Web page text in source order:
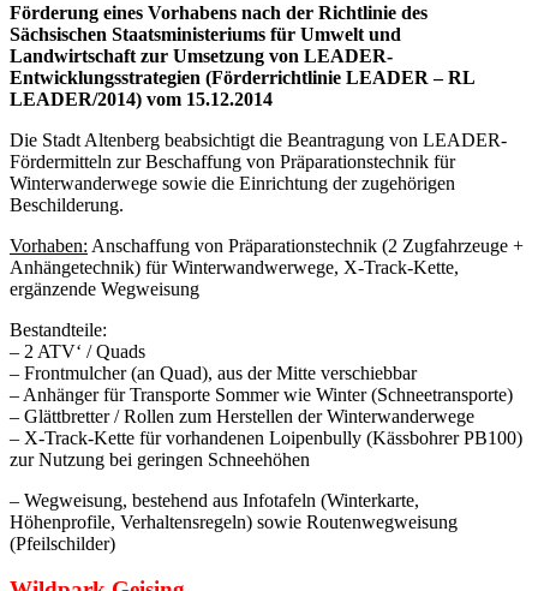
Förderung eines Vorhabens nach der Richtlinie des
Sächsischen Staatsministeriums für Umwelt und
Landwirtschaft zur Umsetzung von LEADER-
Entwicklungsstrategien (Förderrichtlinie LEADER – RL
LEADER/2014) vom 15.12.2014
Die Stadt Altenberg beabsichtigt die Beantragung von LEADER-
Fördermitteln zur Beschaffung von Präparationstechnik für
Winterwanderwege sowie die Einrichtung der zugehörigen
Beschilderung.
Vorhaben: Anschaffung von Präparationstechnik (2 Zugfahrzeuge +
Anhängetechnik) für Winterwandwerwege, X-Track-Kette,
ergänzende Wegweisung
Bestandteile:
– 2 ATV‘ / Quads
– Frontmulcher (an Quad), aus der Mitte verschiebbar
– Anhänger für Transporte Sommer wie Winter (Schneetransporte)
– Glättbretter / Rollen zum Herstellen der Winterwanderwege
– X-Track-Kette für vorhandenen Loipenbully (Kässbohrer PB100)
zur Nutzung bei geringen Schneehöhen
– Wegweisung, bestehend aus Infotafeln (Winterkarte,
Höhenprofile, Verhaltensregeln) sowie Routenwegweisung
(Pfeilschilder)